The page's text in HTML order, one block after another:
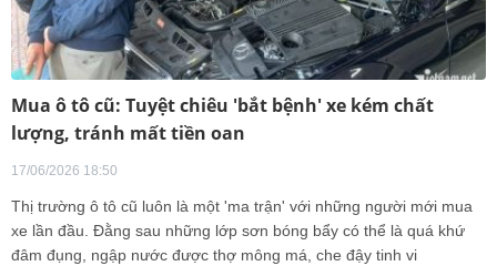
Mua ô tô cũ: Tuyệt chiêu 'bắt bệnh' xe kém chất
lượng, tránh mất tiền oan
17/06/2026 18:50
Thị trường ô tô cũ luôn là một 'ma trận' với những người mới mua
xe lần đầu. Đằng sau những lớp sơn bóng bẩy có thể là quá khứ
đâm đụng, ngập nước được thợ mông má, che đậy tinh vi